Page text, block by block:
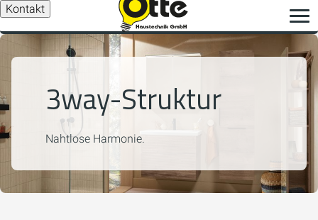
Kontakt
3way-Struktur
Nahtlose Harmonie.